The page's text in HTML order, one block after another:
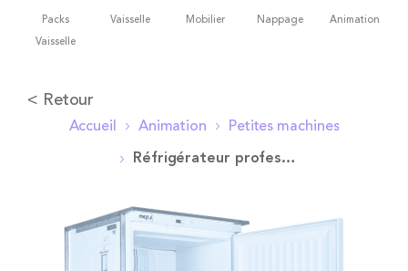
Packs
Vaisselle
Vaisselle Mobilier Nappage Animation
Allez
< Retour
Accueil Animation Petites machines
Réfrigérateur professionnel 500L